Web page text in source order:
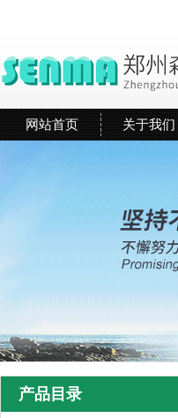
网站首页 关于我们
产品目录